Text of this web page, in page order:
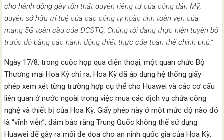
cho hành động gây tổn thất quyền riêng tư của công dân Mỹ,
quyền sở hữu trí tuệ của các công ty hoặc tính toàn vẹn của
mạng 5G toàn cầu của ĐCSTQ. Chúng tôi đang thực hiện tuyên bố
trước đó bằng các hành động thiết thực của toàn thể chính phủ.”
Ngày 17/8, trong cuộc họp qua điện thoại, một quan chức Bộ
Thương mại Hoa Kỳ chỉ ra, Hoa Kỳ đã áp dụng hệ thống giấy
phép xem xét từng trường hợp cụ thể cho Huawei và các cơ cấu
liên quan ở nước ngoài trong việc mua các dịch vụ chứa công
nghệ và thiết bị của Hoa Kỳ. Giấy phép này ở một mức độ nào đó
là “vĩnh viễn”, đảm bảo rằng Trung Quốc không thể sử dụng
Huawei để gây ra mối đe dọa cho an ninh quốc gia của Hoa Kỳ.